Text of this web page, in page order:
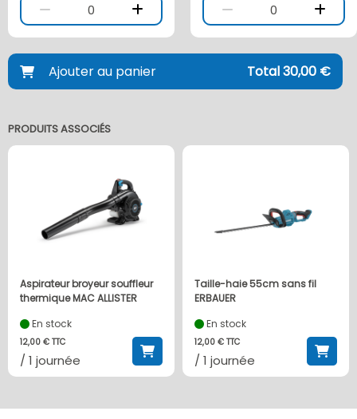
0
0
Ajouter au panier Total 30,00 €
PRODUITS ASSOCIÉS
Aspirateur broyeur souffleur
thermique MAC ALLISTER
En stock
12,00 € TTC
/ 1 journée
Taille-haie 55cm sans fil
ERBAUER
En stock
12,00 € TTC
/ 1 journée